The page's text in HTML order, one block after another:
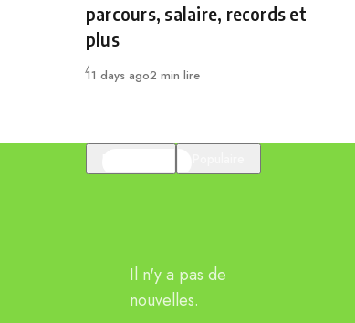
parcours, salaire, records et
plus
Publié
11 days ago2 min lire
Il n'y a pas de
nouvelles.